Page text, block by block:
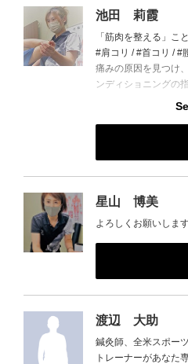
ぜひ、専門のパーソ
てみてください。
奥様に後ろ姿が変わ
た！練習前に来ると
肩の痛みが改善され
自分の身体のことが
ど、、、お客様の嬉
池田 莉霞
「筋肉を整える」こ
#肩コリ / #首コリ / #
痛みの原因を見つけ
ンディショニングの
星山 博美
よろしくお願いします
渡辺 大助
鍼灸師、全米スポー
トレーナーがあなた